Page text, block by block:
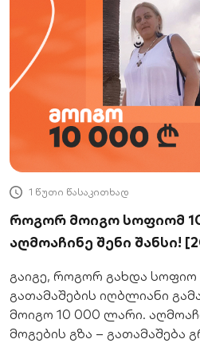
1 წუთი წასაკითხად
როგორ მოიგო სოფიომ
აღმოაჩინე შენი შანსი!
გაიგე, როგორ გახდა სოფიო
გათამაშების იღბლიანი
მოიგო 10 000 ლარი.
მოგების გზა – გათამაშება